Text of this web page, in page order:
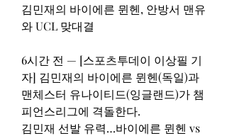
김민재의 바이에른 뮌헨, 안방서 맨유
와 UCL 맞대결
6시간 전 — [스포츠투데이 이상필 기
자] 김민재의 바이에른 뮌헨(독일)과
맨체스터 유나이티드(잉글랜드)가 챔
피언스리그에 격돌한다.
김민재 선발 유력…바이에른 뮌헨 vs